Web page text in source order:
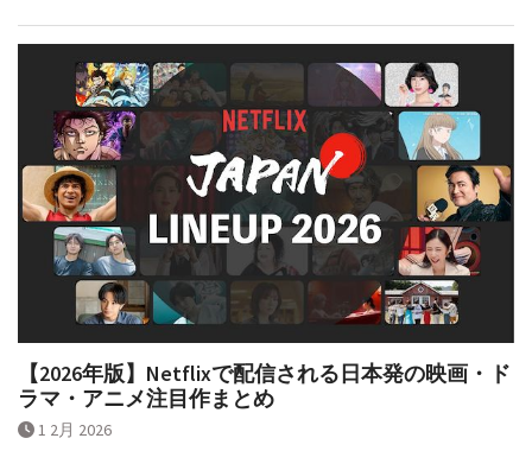
【2026年版】Netflixで配信される日本発の映画・ド
ラマ・アニメ注目作まとめ
1 2月 2026